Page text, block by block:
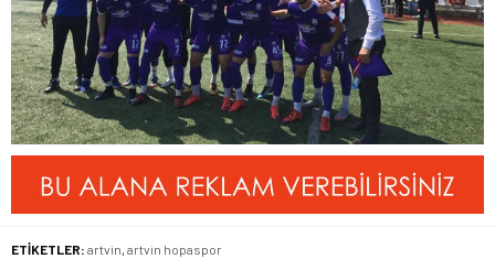
ETİKETLER: artvin artvin hopaspor